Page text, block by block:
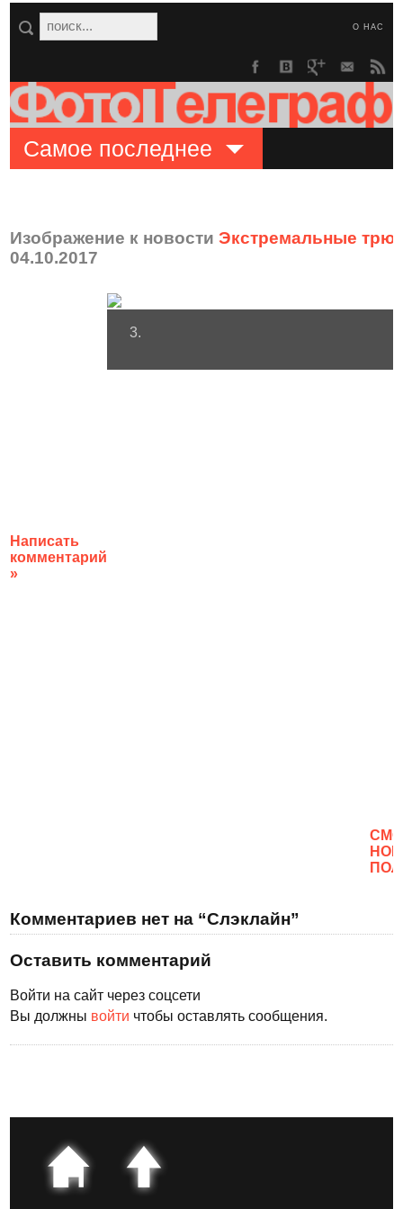
О НАС
Самое последнее
Изображение к новостиЭкстремальные
04.10.2017
Написать
комментарий
»
3.
Комментариев нет на “Слэклайн”
Оставить комментарий
Войти на сайт через соцсети
Вы должны войти чтобы оставлять сообщения.